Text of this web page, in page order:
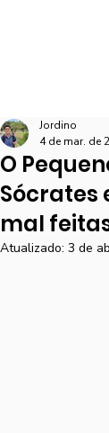
O
Sócrates
mal
Jordino
4 de mar. de
Atualizado: 3 de